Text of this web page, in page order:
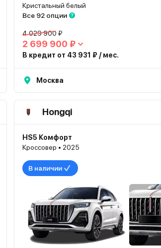
Кристальный белый
Все 92 опции
4 029 900 ₽
2 699 900 ₽
В кредит от 43 931 ₽ / мес.
Москва
Hongqi
HS5 Комфорт
Кроссовер • 2025
В наличии